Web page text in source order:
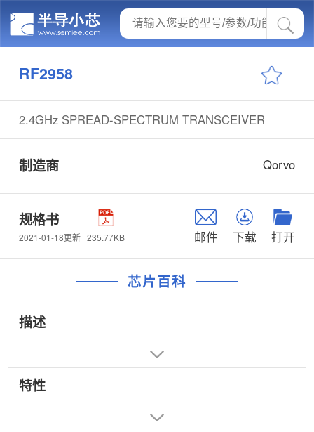
RF2958
2.4GHz SPREAD-SPECTRUM TRANSCEIVER
制造商 Qorvo
规格书
2021-01-18更新 235.77KB 邮件 下载 打开
芯片百科
描述
特性